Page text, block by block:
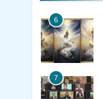
6
7